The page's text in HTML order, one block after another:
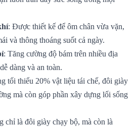
: Được thiết kế để ôm chân vừa vặn,
và thông thoáng suốt cả ngày.
: Tăng cường độ bám trên nhiều địa
dàng và an toàn.
tối thiểu 20% vật liệu tái chế, đôi giày
mà còn góp phần xây dựng lối sống
chỉ là đôi giày chạy bộ, mà còn là